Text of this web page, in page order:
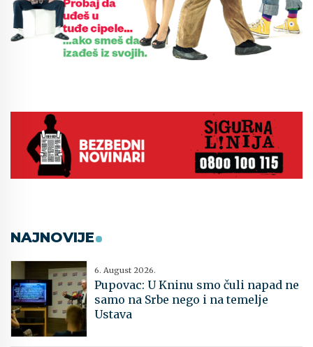
NAJNOVIJE
6. August 2026.
Pupovac: U Kninu smo čuli napad ne
samo na Srbe nego i na temelje
Ustava